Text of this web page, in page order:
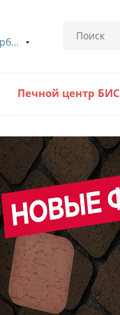
Санкт-Петербург
Печной центр БИС